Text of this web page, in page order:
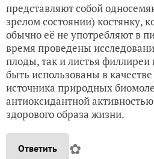
представляют собой
зрелом состоянии) костянку,
обычно её не употребляют в
время проведены
плоды, так и листья
быть использованы в
источника природных
антиоксидантной
здорового образа жизни.
Ответить ✿